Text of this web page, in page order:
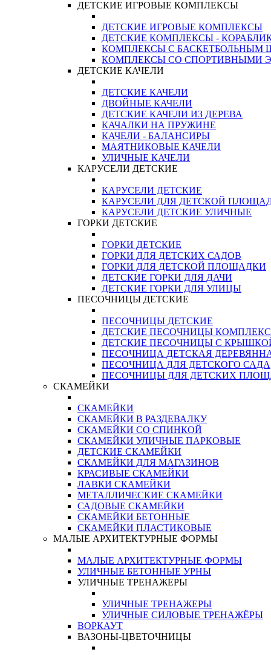
ДЕТСКИЕ ИГРОВЫЕ КОМПЛЕКСЫ
ДЕТСКИЕ ИГРОВЫЕ КОМПЛЕКСЫ
ДЕТСКИЕ КОМПЛЕКСЫ -
КОМПЛЕКСЫ С БАСКЕТБОЛЬНЫМ
КОМПЛЕКСЫ СО СПОРТИВНЫМИ
ДЕТСКИЕ КАЧЕЛИ
ДЕТСКИЕ КАЧЕЛИ
ДВОЙНЫЕ КАЧЕЛИ
ДЕТСКИЕ КАЧЕЛИ ИЗ ДЕРЕВА
КАЧАЛКИ НА ПРУЖИНЕ
КАЧЕЛИ - БАЛАНСИРЫ
МАЯТНИКОВЫЕ КАЧЕЛИ
УЛИЧНЫЕ КАЧЕЛИ
КАРУСЕЛИ ДЕТСКИЕ
КАРУСЕЛИ ДЕТСКИЕ
КАРУСЕЛИ ДЛЯ ДЕТСКОЙ
КАРУСЕЛИ ДЕТСКИЕ УЛИЧНЫЕ
ГОРКИ ДЕТСКИЕ
ГОРКИ ДЕТСКИЕ
ГОРКИ ДЛЯ ДЕТСКИХ САДОВ
ГОРКИ ДЛЯ ДЕТСКОЙ ПЛОЩАДКИ
ДЕТСКИЕ ГОРКИ ДЛЯ ДАЧИ
ДЕТСКИЕ ГОРКИ ДЛЯ УЛИЦЫ
ПЕСОЧНИЦЫ ДЕТСКИЕ
ПЕСОЧНИЦЫ ДЕТСКИЕ
ДЕТСКИЕ ПЕСОЧНИЦЫ
ДЕТСКИЕ ПЕСОЧНИЦЫ С
ПЕСОЧНИЦА ДЕТСКАЯ
ПЕСОЧНИЦА ДЛЯ ДЕТСКОГО САДА
ПЕСОЧНИЦЫ ДЛЯ ДЕТСКИХ
СКАМЕЙКИ
СКАМЕЙКИ
СКАМЕЙКИ В РАЗДЕВАЛКУ
СКАМЕЙКИ СО СПИНКОЙ
СКАМЕЙКИ УЛИЧНЫЕ ПАРКОВЫЕ
ДЕТСКИЕ СКАМЕЙКИ
СКАМЕЙКИ ДЛЯ МАГАЗИНОВ
КРАСИВЫЕ СКАМЕЙКИ
ЛАВКИ СКАМЕЙКИ
МЕТАЛЛИЧЕСКИЕ СКАМЕЙКИ
САДОВЫЕ СКАМЕЙКИ
СКАМЕЙКИ БЕТОННЫЕ
СКАМЕЙКИ ПЛАСТИКОВЫЕ
МАЛЫЕ АРХИТЕКТУРНЫЕ ФОРМЫ
МАЛЫЕ АРХИТЕКТУРНЫЕ ФОРМЫ
УЛИЧНЫЕ БЕТОННЫЕ УРНЫ
УЛИЧНЫЕ ТРЕНАЖЕРЫ
УЛИЧНЫЕ ТРЕНАЖЕРЫ
УЛИЧНЫЕ СИЛОВЫЕ ТРЕНАЖЁРЫ
ВОРКАУТ
ВАЗОНЫ-ЦВЕТОЧНИЦЫ